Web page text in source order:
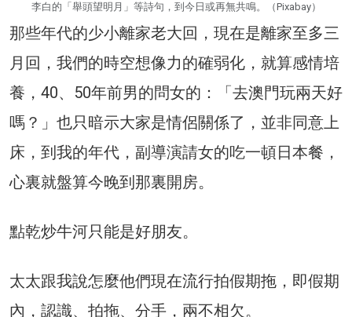
李白的「舉頭望明月」等詩句，到今日或再無共鳴。（Pixabay）
那些年代的少小離家老大回，現在是離家至多三
月回，我們的時空想像力的確弱化，就算感情培
養，40、50年前男的問女的：「去澳門玩兩天好
嗎？」也只暗示大家是情侶關係了，並非同意上
床，到我的年代，副導演請女的吃一頓日本餐，
心裏就盤算今晚到那裏開房。
點乾炒牛河只能是好朋友。
太太跟我說怎麼他們現在流行拍假期拖，即假期
內，認識、拍拖、分手，兩不相欠。